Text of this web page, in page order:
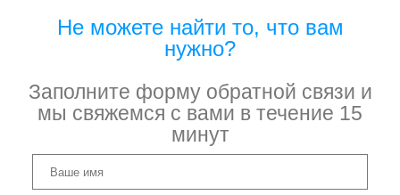
Не можете найти то, что вам
нужно?
Заполните форму обратной связи и
мы свяжемся с вами в течение 15
минут